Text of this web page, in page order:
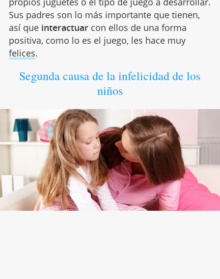
Sus padres son lo más importante que tienen,
así que interactuarcon ellos de una forma
positiva, como lo es el juego, les hace muy
felices.
Segunda causa de la infelicidad de los
niños